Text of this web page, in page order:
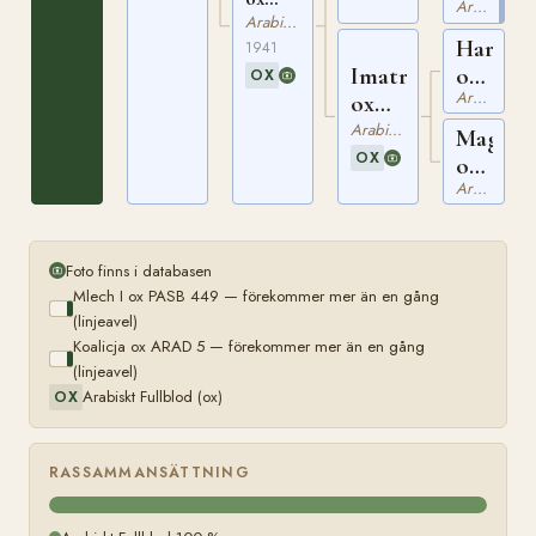
PASB
1193
Arabiskt Fullblod
1941
OX
Imatra
ox
PASB
719
Arabiskt Fullblod
OX
ARAD
5
Arabiskt Fullblod
Hardy
ox
PASB
130
Arabiskt Fullblod
Magja
ox
PASB
Arabiskt Fullblod
Foto finns i databasen
Mlech I ox PASB 449 — förekommer mer än en gång
(linjeavel)
Koalicja ox ARAD 5 — förekommer mer än en gång
(linjeavel)
OX Arabiskt Fullblod (ox)
RASSAMMANSÄTTNING